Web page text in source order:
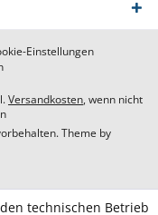
Einstellungen
Versandkosten, wenn nicht
Theme by
technischen Betrieb